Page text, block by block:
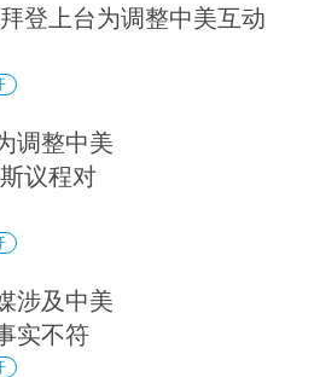
登上台为调整中美互动
调整中美
议程对
涉及中美
实不符